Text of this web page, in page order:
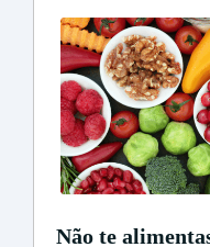
Não te